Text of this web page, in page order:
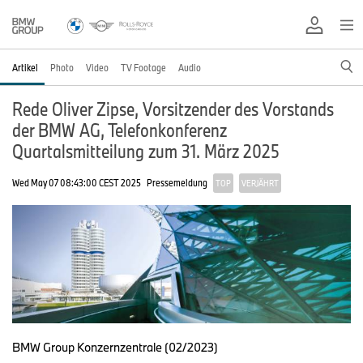
Artikel Photo Video TV Footage Audio
Rede Oliver Zipse, Vorsitzender des Vorstands
der BMW AG, Telefonkonferenz
Quartalsmitteilung zum 31. März 2025
Wed May 07 08:43:00 CEST 2025 Pressemeldung TOP VERJÄHRT
BMW Group Konzernzentrale (02/2023)